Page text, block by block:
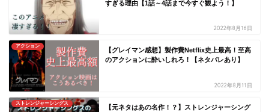
すぎる理由【1話～4話まで今すぐ観よう！】
2022年8月16日
アクション
【グレイマン感想】製作費Netflix史上最高！至高
のアクションに酔いしれろ！【ネタバレあり】
2022年8月11日
ストレンジャーシングス
【元ネタはあの名作！？】ストレンジャーシング